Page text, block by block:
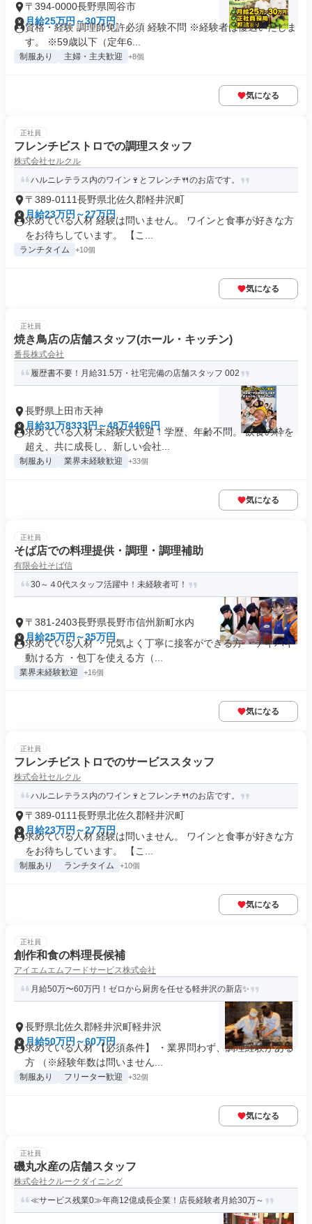
〒394-0000長野県岡谷市
月給25万円～30万円
資格・経験 調理師免許必須 経験不問 ※経験者は優遇いたしま
す。 ※59歳以下（定年6...
制服あり 主婦・主夫歓迎 +8個
気になる
正社員
フレンチビストロでの調理スタッフ
株式会社セルクル
ハルニレテラス内のワイン🍷とフレンチ🍴のお店です。
〒389-0111長野県北佐久郡軽井沢町
月給23万円～27万円
求めている人材 経験は問いません。 ワインと食事が好きな方
をお待ちしています。 【こ...
ランチタイム +10個
気になる
正社員
焼き鳥店の店舗スタッフ(ホール・キッチン)
番長株式会社
履歴書不要！月給31.5万・社宅完備の店舗スタッフ 002
長野県上田市天神
月給31万8333円～48万4466円
求めている人材 未経験大歓迎！学歴、年齢不問。 飲食の枠を
超え、共に成長し、新しい会社...
制服あり 業界未経験歓迎 +33個
気になる
正社員
そば店での料理提供・調理・調理補助
有限会社そば信
30～４0代スタッフ活躍中！未経験者可！
〒381-2403長野県長野市信州新町水内
月給25万円～35万円
求めている人材 ・元気よく丁寧に接客ができる方 ・テキパキ
動ける方 ・包丁を使える方（...
業界未経験歓迎 +16個
気になる
正社員
フレンチビストロでのサービススタッフ
株式会社セルクル
ハルニレテラス内のワイン🍷とフレンチ🍴のお店です。
〒389-0111長野県北佐久郡軽井沢町
月給23万円～27万円
求めている人材 経験は問いません。 ワインと食事が好きな方
をお待ちしています。 【こ...
制服あり ランチタイム +10個
気になる
正社員
創作和食の料理長候補
アイエムエムフードサービス株式会社
月給50万〜60万円！ゼロから厨房を任せる軽井沢の新店✨
長野県北佐久郡軽井沢町軽井沢
月給50万円～60万円
求めている人材 【必須条件】 ・業界問わず、調理経験がある
方 （※経験年数は問いません...
制服あり フリーター歓迎 +32個
気になる
正社員
磯丸水産の店舗スタッフ
株式会社クルークダイニング
≪サービス残業0≫年商12億成長企業！店長経験者月給30万～